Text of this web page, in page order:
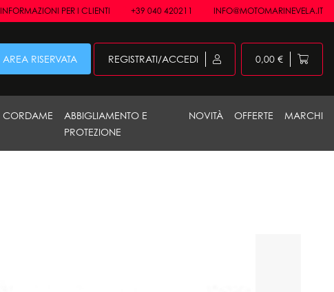
INFORMAZIONI PER I CLIENTI +39 040 420211 INFO@MOTOMARINEVELA.IT
AREA RISERVATA REGISTRATI/ACCEDI 0,00 €
CORDAME
ABBIGLIAMENTO E
PROTEZIONE
NOVITÀ OFFERTE MARCHI